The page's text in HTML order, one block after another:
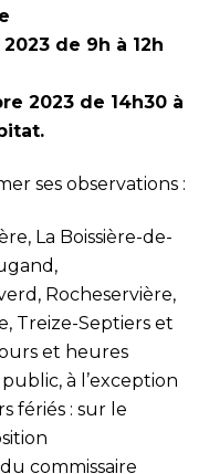
de 9h à 12h
2023 de 14h30 à
ses observations :
La Boissière-de-
Rocheservière,
Treize-Septiers et
et heures
à l’exception
fériés : sur le
commissaire